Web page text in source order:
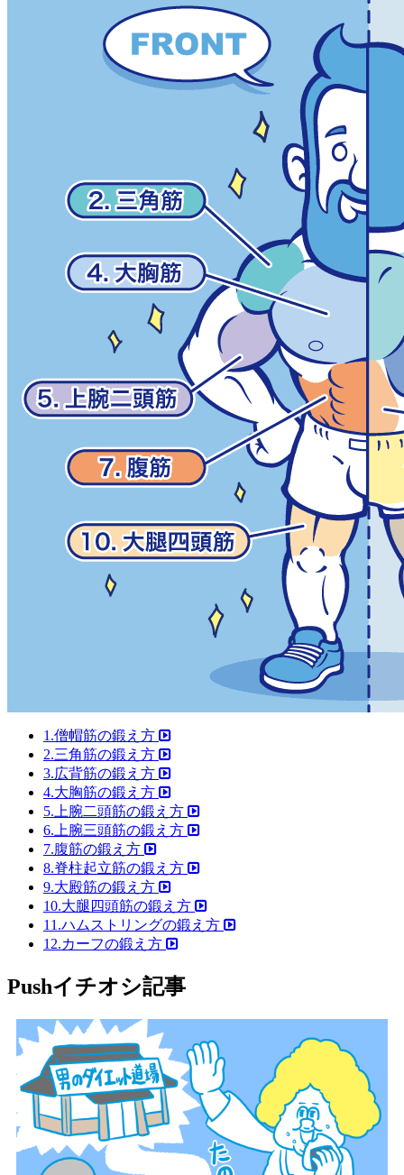
1.僧帽筋の鍛え方
2.三角筋の鍛え方
3.広背筋の鍛え方
4.大胸筋の鍛え方
5.上腕二頭筋の鍛え方
6.上腕三頭筋の鍛え方
7.腹筋の鍛え方
8.脊柱起立筋の鍛え方
9.大殿筋の鍛え方
10.大腿四頭筋の鍛え方
11.ハムストリングの鍛え方
12.カーフの鍛え方
Pushイチオシ記事